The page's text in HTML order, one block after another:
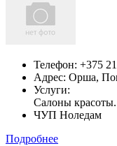
Телефон: +375
Адрес: Орша,
Услуги:
Салоны
ЧУП Ноледам
Подробнее